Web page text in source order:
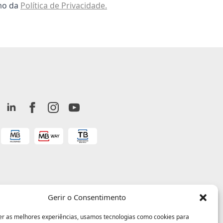
Gerir o Consentimento
as melhores experiências, usamos tecnologias como cookies para
da Política de Privacidade.